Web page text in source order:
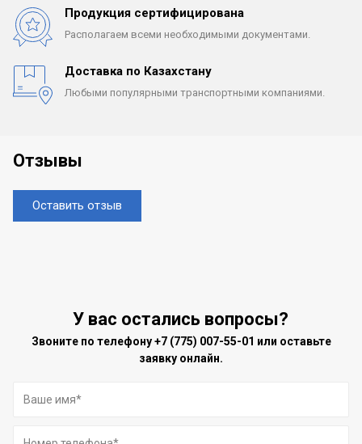
Продукция сертифицирована
Располагаем всеми необходимыми документами.
Доставка по Казахстану
Любыми популярными транспортными компаниями.
Отзывы
Оставить отзыв
У вас остались вопросы?
Звоните по телефону+7 (775) 007-55-01 или оставьте
заявку онлайн.